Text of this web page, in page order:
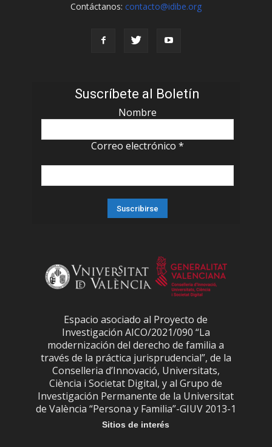
Contáctanos: contacto@idibe.org
Suscríbete al Boletín
Nombre
Correo electrónico *
Espacio asociado al Proyecto de
Investigación AICO/2021/090 “La
modernización del derecho de familia a
través de la práctica jurisprudencial”, de la
Conselleria d’Innovació, Universitats,
Ciència i Societat Digital, y al Grupo de
Investigación Permanente de la Universitat
de València “Persona y Familia”-GIUV 2013-1
Sitios de interés